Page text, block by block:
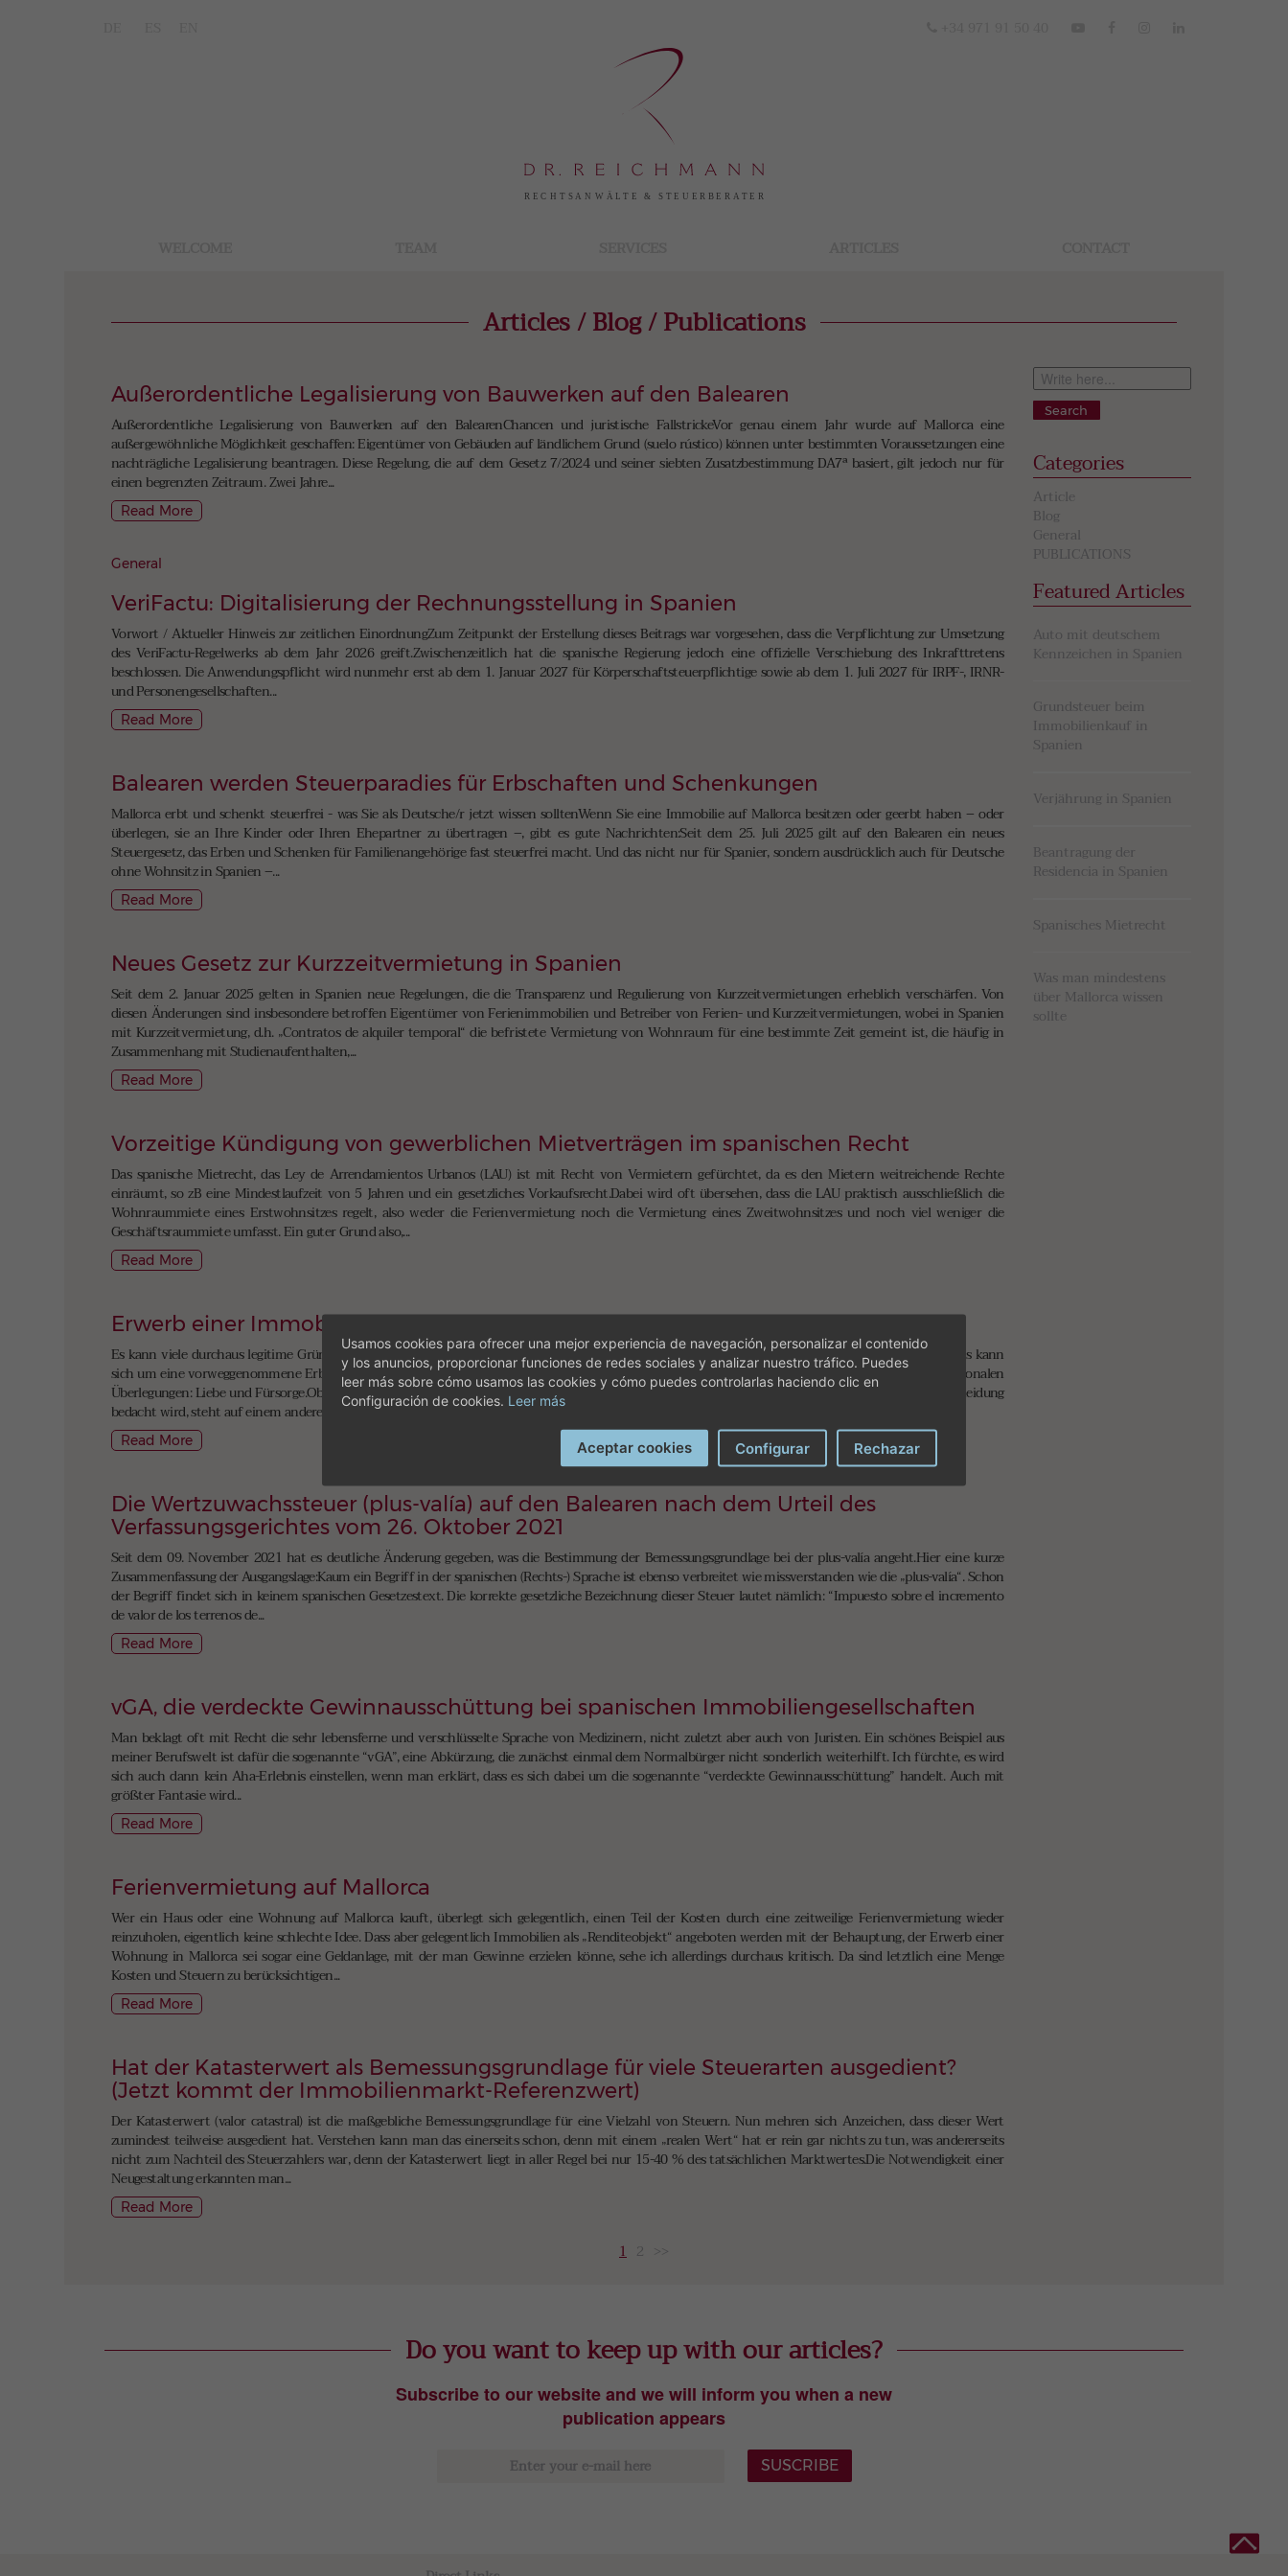
Articles / Blog / Publications
Außerordentliche Legalisierung von Bauwerken auf den Balearen
Außerordentliche Legalisierung von Bauwerken auf den BalearenChancen und juristische FallstrickeVor genau einem Jahr wurde auf Mallorca eine
außergewöhnliche Möglichkeit geschaffen: Eigentümer von Gebäuden auf ländlichem Grund (suelo rústico) können unter bestimmten Voraussetzungen eine
nachträgliche Legalisierung beantragen. Diese Regelung, die auf dem Gesetz 7/2024 und seiner siebten Zusatzbestimmung DA7ª basiert, gilt jedoch nur für
einen begrenzten Zeitraum. Zwei Jahre...
Read More
General
VeriFactu: Digitalisierung der Rechnungsstellung in Spanien
Vorwort / Aktueller Hinweis zur zeitlichen EinordnungZum Zeitpunkt der Erstellung dieses Beitrags war vorgesehen, dass die Verpflichtung zur Umsetzung
des VeriFactu-Regelwerks ab dem Jahr 2026 greift.Zwischenzeitlich hat die spanische Regierung jedoch eine offizielle Verschiebung des Inkrafttretens
beschlossen. Die Anwendungspflicht wird nunmehr erst ab dem 1. Januar 2027 für Körperschaftsteuerpflichtige sowie ab dem 1. Juli 2027 für IRPF-, IRNR-
und Personengesellschaften...
Read More
Balearen werden Steuerparadies für Erbschaften und Schenkungen
Mallorca erbt und schenkt steuerfrei - was Sie als Deutsche/r jetzt wissen solltenWenn Sie eine Immobilie auf Mallorca besitzen oder geerbt haben – oder
überlegen, sie an Ihre Kinder oder Ihren Ehepartner zu übertragen –, gibt es gute Nachrichten:Seit dem 25. Juli 2025 gilt auf den Balearen ein neues
Steuergesetz, das Erben und Schenken für Familienangehörige fast steuerfrei macht. Und das nicht nur für Spanier, sondern ausdrücklich auch für Deutsche
ohne Wohnsitz in Spanien –...
Read More
Neues Gesetz zur Kurzzeitvermietung in Spanien
Seit dem 2. Januar 2025 gelten in Spanien neue Regelungen, die die Transparenz und Regulierung von Kurzzeitvermietungen erheblich verschärfen. Von
diesen Änderungen sind insbesondere betroffen Eigentümer von Ferienimmobilien und Betreiber von Ferien- und Kurzzeitvermietungen, wobei in Spanien
mit Kurzzeitvermietung, d.h. „Contratos de alquiler temporal“ die befristete Vermietung von Wohnraum für eine bestimmte Zeit gemeint ist, die häufig in
Zusammenhang mit Studienaufenthalten,...
Read More
Vorzeitige Kündigung von gewerblichen Mietverträgen im spanischen Recht
Das spanische Mietrecht, das Ley de Arrendamientos Urbanos (LAU) ist mit Recht von Vermietern gefürchtet, da es den Mietern weitreichende Rechte
einräumt, so zB eine Mindestlaufzeit von 5 Jahren und ein gesetzliches Vorkaufsrecht.Dabei wird oft übersehen, dass die LAU praktisch ausschließlich die
Wohnraummiete eines Erstwohnsitzes regelt, also weder die Ferienvermietung noch die Vermietung eines Zweitwohnsitzes und noch viel weniger die
Geschäftsraummiete umfasst. Ein guter Grund also,...
Read More
Erwerb einer Immobilie durch Minderjährige in Spanien
Es kann viele durchaus legitime Gründe geben, um einen Minderjährigen als (zumindest Mit-) Eigentümer einer Immobilie in Spanien einzusetzen. Es kann
sich um eine vorweggenommene Erbschaft handeln, Schenkung, aber auch zur Vermeidung einer Vermögenssteuer, oft aber auch, weg von allen rationalen
Überlegungen: Liebe und Fürsorge.Ob das immer bis zum Ende durchdacht und sinnvoll ist und die wirkliche Tragweiter einer so irreversiblen Entscheidung
bedacht wird, steht auf einem anderen Blatt,...
Read More
Die Wertzuwachssteuer (plus-valía) auf den Balearen nach dem Urteil des
Verfassungsgerichtes vom 26. Oktober 2021
Seit dem 09. November 2021 hat es deutliche Änderung gegeben, was die Bestimmung der Bemessungsgrundlage bei der plus-valía angeht.Hier eine kurze
Zusammenfassung der Ausgangslage:Kaum ein Begriff in der spanischen (Rechts-) Sprache ist ebenso verbreitet wie missverstanden wie die „plus-valía“. Schon
der Begriff findet sich in keinem spanischen Gesetzestext. Die korrekte gesetzliche Bezeichnung dieser Steuer lautet nämlich: “Impuesto sobre el incremento
de valor de los terrenos de...
Read More
vGA, die verdeckte Gewinnausschüttung bei spanischen Immobiliengesellschaften
Man beklagt oft mit Recht die sehr lebensferne und verschlüsselte Sprache von Medizinern, nicht zuletzt aber auch von Juristen. Ein schönes Beispiel aus
meiner Berufswelt ist dafür die sogenannte “vGA”, eine Abkürzung, die zunächst einmal dem Normalbürger nicht sonderlich weiterhilft. Ich fürchte, es wird
sich auch dann kein Aha-Erlebnis einstellen, wenn man erklärt, dass es sich dabei um die sogenannte “verdeckte Gewinnausschüttung” handelt. Auch mit
größter Fantasie wird...
Read More
Ferienvermietung auf Mallorca
Wer ein Haus oder eine Wohnung auf Mallorca kauft, überlegt sich gelegentlich, einen Teil der Kosten durch eine zeitweilige Ferienvermietung wieder
reinzuholen, eigentlich keine schlechte Idee. Dass aber gelegentlich Immobilien als „Renditeobjekt“ angeboten werden mit der Behauptung, der Erwerb einer
Wohnung in Mallorca sei sogar eine Geldanlage, mit der man Gewinne erzielen könne, sehe ich allerdings durchaus kritisch. Da sind letztlich eine Menge
Kosten und Steuern zu berücksichtigen...
Read More
Hat der Katasterwert als Bemessungsgrundlage für viele Steuerarten ausgedient?
(Jetzt kommt der Immobilienmarkt-Referenzwert)
Der Katasterwert (valor catastral) ist die maßgebliche Bemessungsgrundlage für eine Vielzahl von Steuern. Nun mehren sich Anzeichen, dass dieser Wert
zumindest teilweise ausgedient hat. Verstehen kann man das einerseits schon, denn mit einem „realen Wert“ hat er rein gar nichts zu tun, was andererseits
nicht zum Nachteil des Steuerzahlers war, denn der Katasterwert liegt in aller Regel bei nur 15-40 % des tatsächlichen Marktwertes.Die Notwendigkeit einer
Neugestaltung erkannten man...
Read More
Search
Categories
Article
Blog
General
PUBLICATIONS
Featured Articles
Auto mit deutschem
Kennzeichen in Spanien
Grundsteuer beim
Immobilienkauf in
Spanien
Verjährung in Spanien
Beantragung der
Residencia in Spanien
Spanisches Mietrecht
Was man mindestens
über Mallorca wissen
sollte
1 2 >>
Do you want to keep up with our articles?
Subscribe to our website and we will inform you when a new
publication appears
SUSCRIBE
Usamos cookies para ofrecer una mejor experiencia de navegación, personalizar el contenido
y los anuncios, proporcionar funciones de redes sociales y analizar nuestro tráfico. Puedes
leer más sobre cómo usamos las cookies y cómo puedes controlarlas haciendo clic en
Configuración de cookies. Leer más
Aceptar cookies Configurar Rechazar